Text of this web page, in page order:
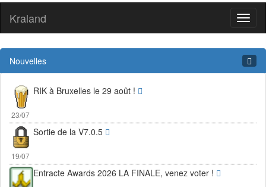
Kraland
Nouvelles
23/07
RIK à Bruxelles le 29 août !
19/07
Sortie de la V7.0.5
Entracte Awards 2026 LA FINALE, venez voter !